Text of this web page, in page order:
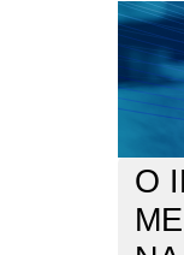
CAPA
Capa>n.
O